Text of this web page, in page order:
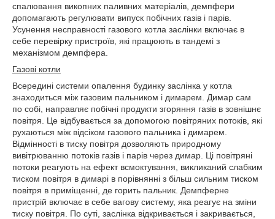
спалювання викопних паливних матеріалів, демпфери
допомагають регулювати випуск побічних газів і парів.
Усунення несправності газового котла заслінки включає в
себе перевірку пристроїв, які працюють в тандемі з
механізмом демпфера.
Газові котли
Всередині системи опалення будинку заслінка у котла
знаходиться між газовим пальником і димарем. Димар сам
по собі, направляє побічні продукти згоряння газів в зовнішнє
повітря. Це відбувається за допомогою повітряних потоків, які
рухаються між відсіком газового пальника і димарем.
Відмінності в тиску повітря дозволяють природному
вивітрюванню потоків газів і парів через димар. Ці повітряні
потоки реагують на ефект всмоктування, викликаний слабким
тиском повітря в димарі в порівнянні з більш сильним тиском
повітря в приміщенні, де горить пальник. Демпферне
пристрій включає в себе вагову систему, яка реагує на зміни
тиску повітря. По суті, заслінка відкривається і закривається,